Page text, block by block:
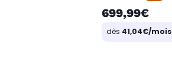
699,99€
dès 41,04€/mois